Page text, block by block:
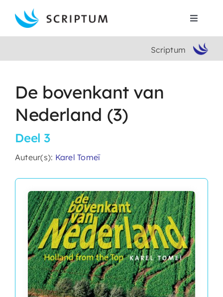
content
Toggle
Boeken
Auteurs
Search
Scriptum
De bovenkant van
Nederland (3)
Deel 3
Auteur(s): Karel Tomeï